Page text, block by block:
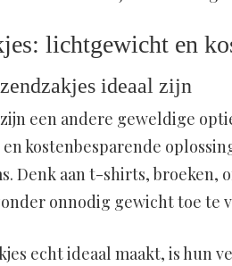
lichtgewicht en
ideaal zijn
zijn een andere geweldige
kostenbesparende
Denk aan t-shirts, broeken,
onnodig gewicht toe te
echt ideaal maakt, is hun